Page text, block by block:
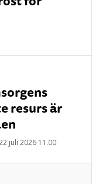
resurs är
juli 2026 11.00